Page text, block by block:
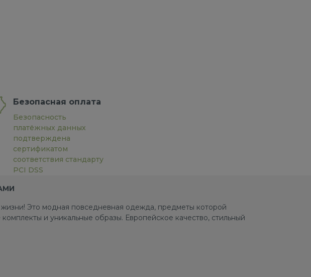
Безопасная оплата
Безопасность
платёжных данных
подтверждена
сертификатом
соответствия стандарту
PCI DSS
Это модная повседневная одежда, предметы которой
и уникальные образы. Европейское качество, стильный